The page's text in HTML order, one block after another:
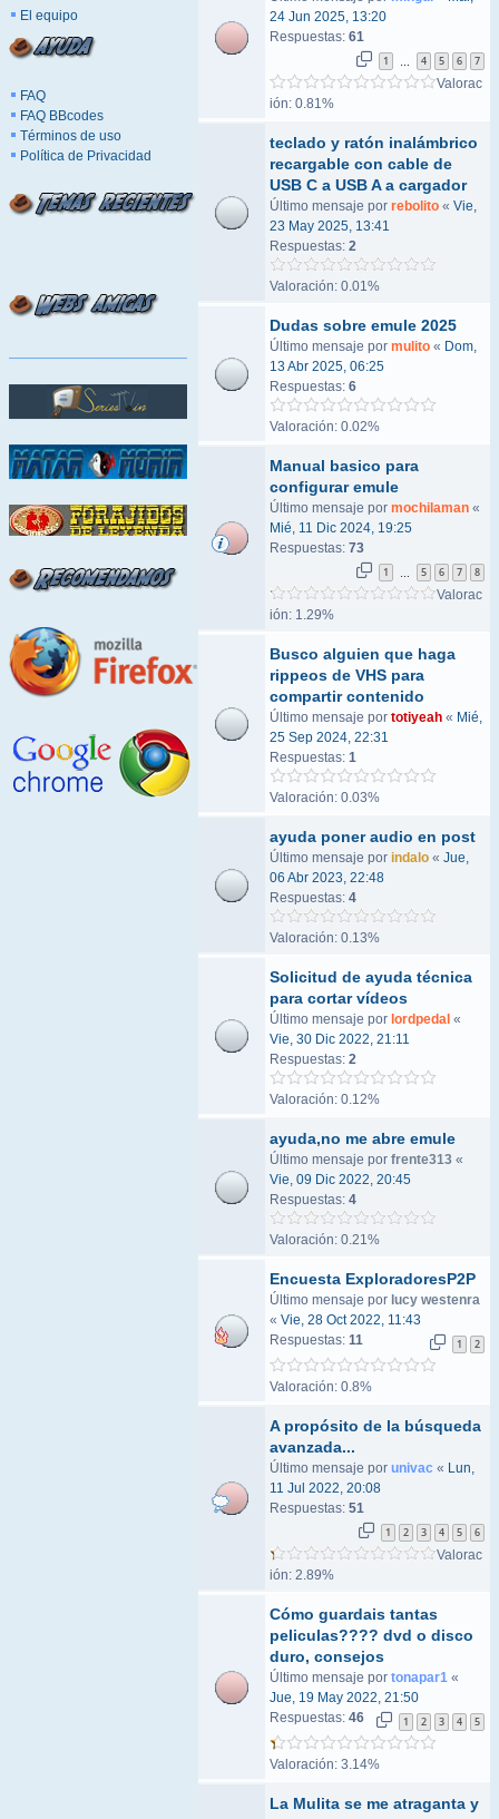
El equipo
FAQ
FAQ BBcodes
Términos de uso
Política de Privacidad
24 Jun 2025, 13:20
Respuestas: 61
1 4 5 6 7
Valorac
ión: 0.81%
teclado y ratón inalámbrico
recargable con cable de
USB C a USB A a cargador
Último mensaje por rebolito « Vie,
23 May 2025, 13:41
Respuestas: 2
Valoración: 0.01%
Dudas sobre emule 2025
Último mensaje por mulito « Dom,
13 Abr 2025, 06:25
Respuestas: 6
Valoración: 0.02%
Manual basico para
configurar emule
Último mensaje por mochilaman «
Mié, 11 Dic 2024, 19:25
Respuestas: 73
1 5 6 7 8
Valorac
ión: 1.29%
Busco alguien que haga
rippeos de VHS para
compartir contenido
Último mensaje por totiyeah « Mié,
25 Sep 2024, 22:31
Respuestas: 1
Valoración: 0.03%
ayuda poner audio en post
Último mensaje por indalo « Jue,
06 Abr 2023, 22:48
Respuestas: 4
Valoración: 0.13%
Solicitud de ayuda técnica
para cortar vídeos
Último mensaje por lordpedal «
Vie, 30 Dic 2022, 21:11
Respuestas: 2
Valoración: 0.12%
ayuda,no me abre emule
Último mensaje por frente313 «
Vie, 09 Dic 2022, 20:45
Respuestas: 4
Valoración: 0.21%
Encuesta ExploradoresP2P
Último mensaje por lucy westenra
« Vie, 28 Oct 2022, 11:43
Respuestas: 11 1 2
Valoración: 0.8%
A propósito de la búsqueda
avanzada...
Último mensaje por univac « Lun,
11 Jul 2022, 20:08
Respuestas: 51
1 2 3 4 5 6
Valorac
ión: 2.89%
Cómo guardais tantas
peliculas???? dvd o disco
duro, consejos
Último mensaje por tonapar1 «
Jue, 19 May 2022, 21:50
Respuestas: 46 1 2 3 4 5
Valoración: 3.14%
La Mulita se me atraganta y